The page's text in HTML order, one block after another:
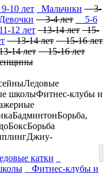
9-10 лет Мальчики 3-
3-4 лет
5-6
12 лет 13-14 лет 15-
13-14 лет 15-16 лет
14 лет 15-16 лет
Ледовые
школыФитнес-клубы и
БадминтонБорьба,
БоксБорьба
Джиу-
катки
Фитнес-клубы и